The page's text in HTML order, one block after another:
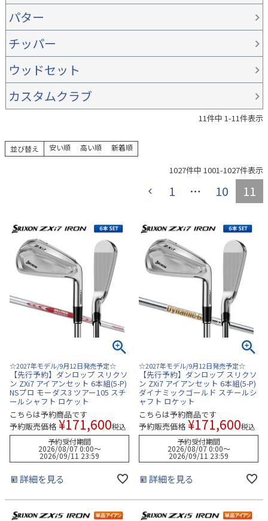
パター
チッパー
ウッドセット
カスタムクラブ
11件中 1-11件表示
並び替え 安い順 高い順 新着順
1027件中 1001-1027件表示
1 … 10 11
☆2027年モデル/9月12日発売予定☆
【先行予約】ダンロップ スリクソ
ン ZXi7 アイアンセット 6本組(5-P)
NSプロ モーダス3 ツアー105 スチ
ールシャフト ロケット
こちらは予約商品です
予約販売価格 ¥171,600税込
予約受付期間
2026/08/07 0:00〜
2026/09/11 23:59
詳細を見る
☆2027年モデル/9月12日発売予定☆
【先行予約】ダンロップ スリクソ
ン ZXi7 アイアンセット 6本組(5-P)
ダイナミックゴールド スチールシ
ャフト ロケット
こちらは予約商品です
予約販売価格 ¥171,600税込
予約受付期間
2026/08/07 0:00〜
2026/09/11 23:59
詳細を見る